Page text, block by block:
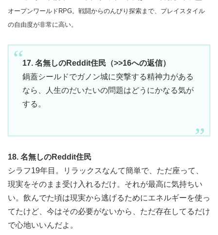
オープンワールドRPG。戦闘からのんびり探索まで、プレイスタイル
の自由度が非常に高い。
17. 名無しのReddit住民（>>16への返信）
鍋蓋シールドでガノン城に突撃する精神力がある
なら、人生のだいたいの問題はどうにかなる気が
する。
18. 名無しのReddit住民
シラフ19年目。リラックスなんて簡単で、ただ座って、
現実をそのまま受け入れるだけ。それが最高に気持ちい
い。飲んでた頃は現実から逃げるためにエネルギーを使っ
てたけど、今はその必要がないから、ただ存在してるだけ
で心地いいんだよ。